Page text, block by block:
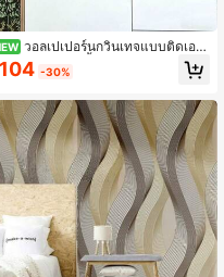
วอลเปเปอร์นกวินเทจแบบติดเอง
ขนาด 17.7*118 นิ้ว ลายใบไม้และดอกไ
ลอกและติด กันน้ำ ถอดออกได้
104 -30%